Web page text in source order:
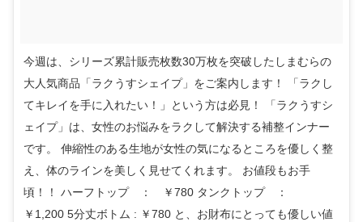
今週は、シリーズ累計販売枚数30万枚を突破したしまむらの
大人気商品「ラクうすシェイプ」をご案内します！ 「ラクし
てキレイを手に入れたい！」という方は必見！ 「ラクうすシ
ェイプ」は、女性のお悩みをラクして解決する補整インナー
です。 伸縮性のある生地が女性の気になるところを優しく整
え、体のラインを美しく見せてくれます。 お値段もお手
頃！！ ハーフトップ ： ￥780 タンクトップ ：
￥1,200 5分丈ボトム : ￥780 と、お財布にとっても優しい値